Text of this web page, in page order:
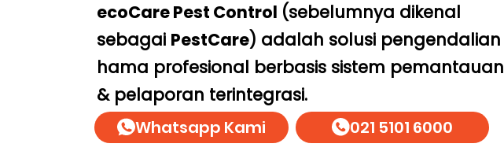
Whatsapp Kami 021 5101 6000
ecoCare Pest Control (sebelumnya dikenal
sebagai PestCare) adalah solusi pengendalian
hama profesional berbasis sistem pemantauan
& pelaporan terintegrasi.